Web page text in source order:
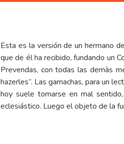
Esta es la versión de un hermano
que de él ha recibido, fundando un
Prevendas, con todas las demàs
hazerles”. Las garnachas, para un
hoy suele tomarse en mal
eclesiástico. Luego el objeto de la